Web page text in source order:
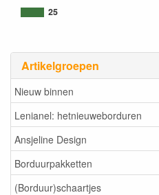
Artikelgroepen
Nieuw binnen
Lenianel: hetnieuweborduren
Ansjeline Design
Borduurpakketten
(Borduur)schaartjes
25